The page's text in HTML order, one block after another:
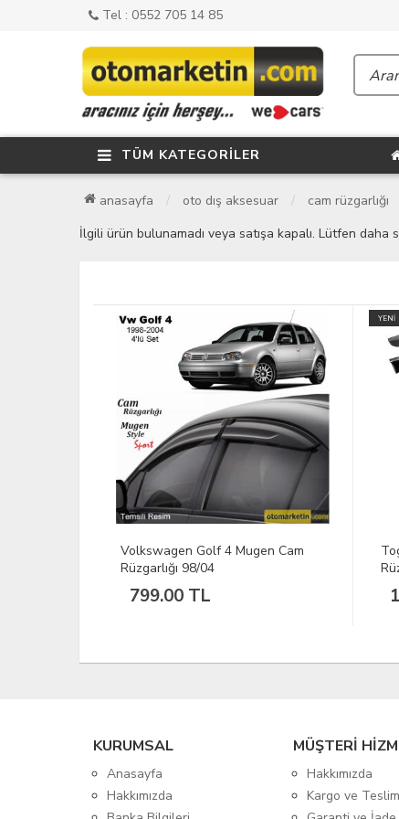
Tel : 0552 705 14 85
TÜM KATEGORİLER
anasayfa oto dış aksesuar
cam rüzgarlığı
İlgili ürün bulunamadı veya satışa kapalı. Lütfen daha
Volkswagen Golf 4 Mugen Cam
Rüzgarlığı 98/04
799.00 TL
YENİ
KURUMSAL
Anasayfa
Hakkımızda
MÜŞTERİ
Hakkımızda
Kargo ve